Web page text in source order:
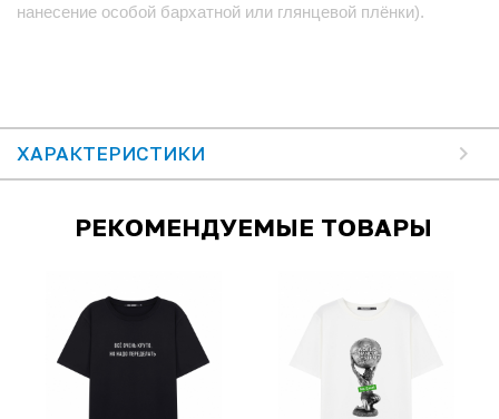
нанесение особой бархатной или глянцевой плёнки).
ХАРАКТЕРИСТИКИ
РЕКОМЕНДУЕМЫЕ ТОВАРЫ